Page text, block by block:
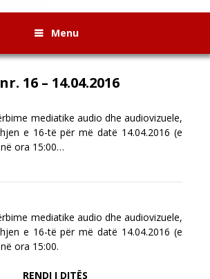
Menu
16 – 14.04.2016
mediatike audio dhe audiovizuele,
e 16-të për më datë 14.04.2016 (e
ora 15:00…
mediatike audio dhe audiovizuele,
e 16-të për më datë 14.04.2016 (e
ora 15:00.
RENDI I DITËS